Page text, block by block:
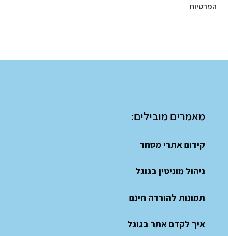
הפרטיות
מאמרים מובילים:
קידום אתרי מסחר
ניהול מוניטין בגוגל
תמונות להורדה חינם
איך לקדם אתר בגוגל